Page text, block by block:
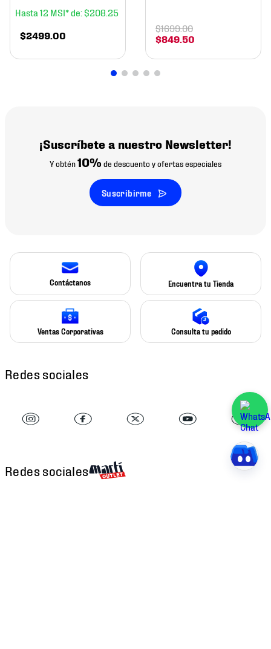
12 $208 25
$2499.00 $849.50
$1699.00
¡Suscríbete a nuestro Newsletter!
Y obtén10% de descuento y ofertas especiales
Suscribirme
Contáctanos Encuentra tu Tienda
Ventas Corporativas Consulta tu pedido
Redes sociales
Redes sociales